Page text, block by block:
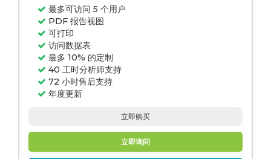
最多可访问 5 个用户
PDF 报告视图
可打印
访问数据表
最多 10% 的定制
40 工时分析师支持
72 小时售后支持
年度更新
立即购买
立即询问